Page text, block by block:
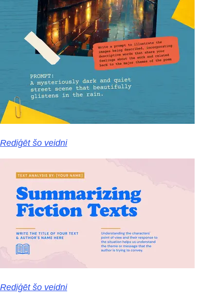
Rediģēt šo veidni
Rediģēt šo veidni